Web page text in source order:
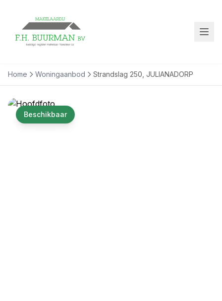
Home Woningaanbod Strandslag 250, JULIANADORP
Beschikbaar